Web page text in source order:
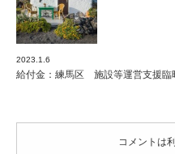
2023.1.6
給付金：練馬区 施設等運営支援臨
コメントは